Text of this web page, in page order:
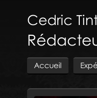
Cedric
Accueil